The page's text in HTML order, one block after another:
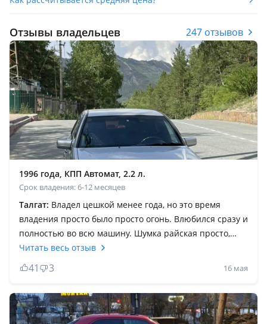
Отзывы владельцев 247 отзывов
1996 года, КПП Автомат, 2.2 л.
Срок владения: 6-12 месяцев
Талгат: Владел цешкой менее года, но это время
владения просто было просто огонь. Влюбился сразу и
полностью во всю машину. Шумка райская просто,
разгон отличный, трассу держит супер. Продолжать
могу долго) До мерса была Лада Калина (моя первая
машина) — ее я тоже любил, но после мерседеса не
могу думать о других машинах, а тем более автовазе. У
брата и жездюхи тоже были цешки — на машине
брата учился кататься, на жездюхиной катался после
Читать весь отзыв
41 3 16 мая